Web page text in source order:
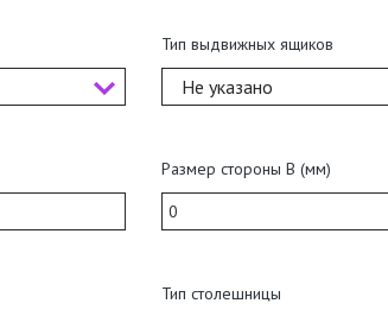
Тип выдвижных ящиков
Не указано
Размер стороны В (мм)
Тип столешницы